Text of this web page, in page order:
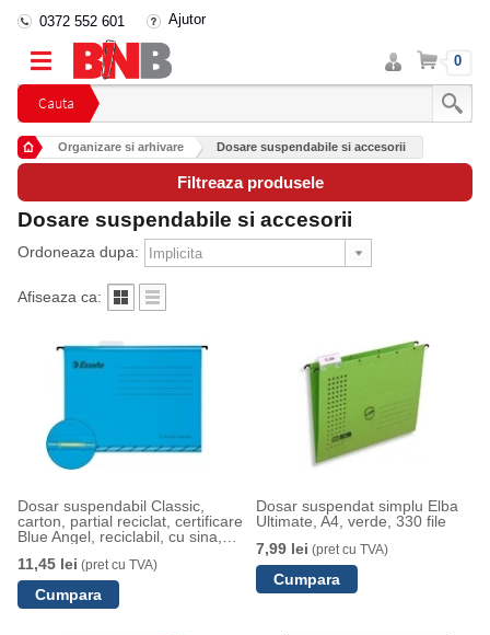
Cauta
0372 552 601 Ajutor
Intra
in
cont
Cos 0
Organizare si arhivare Dosare suspendabile si accesorii
Filtreaza produsele
Dosare suspendabile si accesorii
Ordoneaza dupa:
Afiseaza ca:
Dosar suspendabil Classic,
carton, partial reciclat, certificare
Blue Angel, reciclabil, cu sina,
11,45 lei (pret cu TVA)
Dosar suspendat simplu Elba
Ultimate, A4, verde, 330 file
7,99 lei (pret cu TVA)